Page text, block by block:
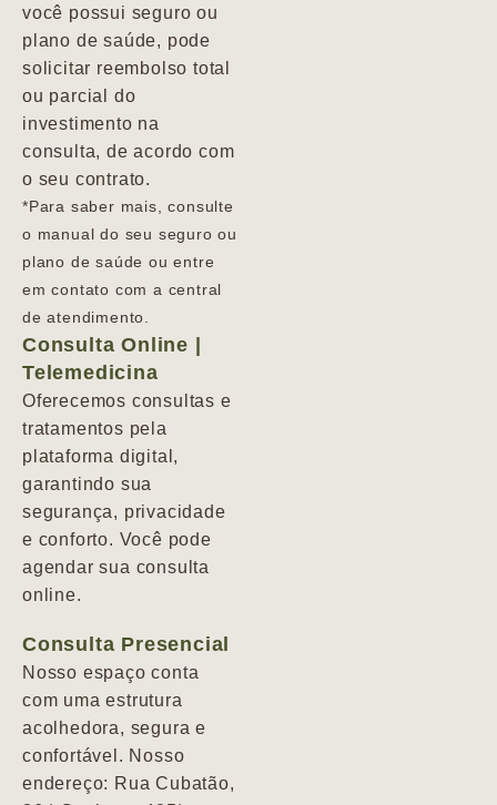
você possui seguro ou
plano de saúde, pode
solicitar reembolso total
ou parcial do
investimento na
consulta, de acordo com
o seu contrato.
*Para saber mais, consulte
o manual do seu seguro ou
plano de saúde ou entre
em contato com a central
de atendimento.
Consulta Online |
Telemedicina
Oferecemos consultas e
tratamentos pela
plataforma digital,
garantindo sua
segurança, privacidade
e conforto. Você pode
agendar sua consulta
online.
Consulta Presencial
Nosso espaço conta
com uma estrutura
acolhedora, segura e
confortável. Nosso
endereço: Rua Cubatão,